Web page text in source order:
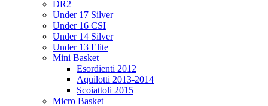
DR2
Under 17 Silver
Under 16 CSI
Under 14 Silver
Under 13 Elite
Mini Basket
Esordienti 2012
Aquilotti 2013-2014
Scoiattoli 2015
Micro Basket